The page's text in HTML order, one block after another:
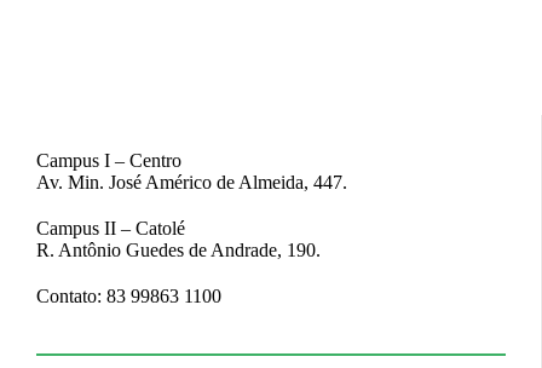
Campus I – Centro
Av. Min. José Américo de Almeida, 447.
Campus II – Catolé
R. Antônio Guedes de Andrade, 190.
Contato: 83 99863 1100